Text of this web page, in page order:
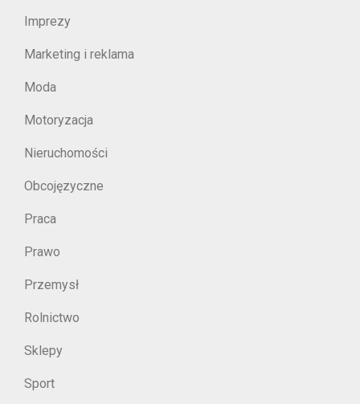
Imprezy
Marketing i reklama
Moda
Motoryzacja
Nieruchomości
Obcojęzyczne
Praca
Prawo
Przemysł
Rolnictwo
Sklepy
Sport